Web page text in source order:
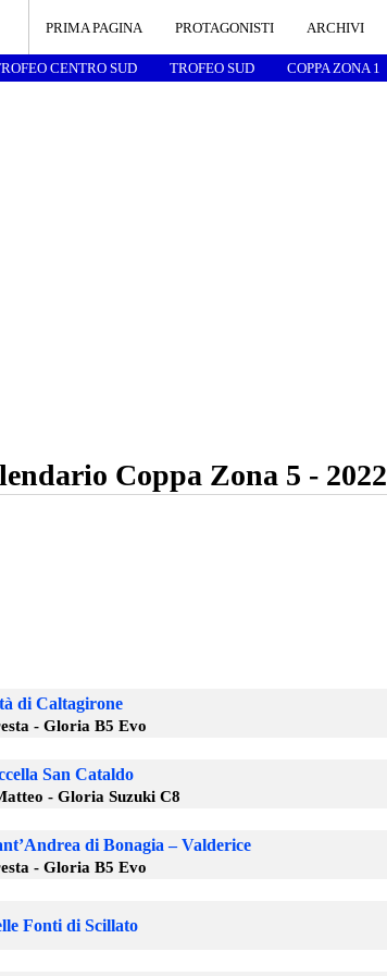
PRIMA PAGINA PROTAGONISTI ARCHIVI
CENTRO SUD TROFEO SUD COPPA ZONA 1
Coppa Zona 5 - 2022
di Caltagirone
- Gloria B5 Evo
San Cataldo
- Gloria Suzuki C8
di Bonagia – Valderice
- Gloria B5 Evo
Fonti di Scillato